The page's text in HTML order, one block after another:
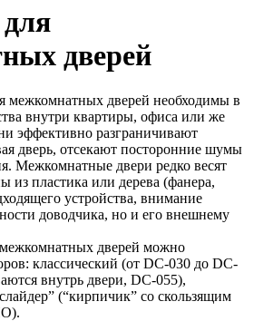
дверей
межкомнатных дверей необходимы в
внутри квартиры, офиса или же
эффективно разграничивают
дверь, отсекают посторонние шумы
Межкомнатные двери редко весят
из пластика или дерева (фанера,
устройства, внимание
доводчика, но и его внешнему
дверей можно
классический (от DC-030 до DC-
внутрь двери, DC-055),
(“кирпичик” со скользящим